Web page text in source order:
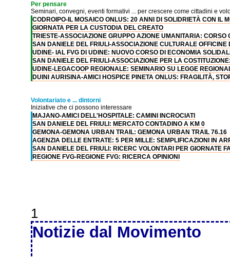
Per pensare
Seminari, convegni, eventi formativi ... per crescere come cittadini e
CODROIPO-IL MOSAICO ONLUS: 20 ANNI DI SOLIDRIETÀ CON IL
GIORNATA PER LA CUSTODIA DEL CREATO
TRIESTE-ASSOCIAZIONE GRUPPO AZIONE UMANITARIA: CORSO
SAN DANIELE DEL FRIULI-ASSOCIAZIONE CULTURALE
UDINE- IAL FVG DI UDINE: NUOVO CORSO DI ECONOMIA
SAN DANIELE DEL FRIULI-ASSOCIAZIONE PER LA
UDINE-LEGACOOP REGIONALE: SEMINARIO SU LEGGE
DUINI AURISINA-AMICI HOSPICE PINETA ONLUS: FRAGILITÀ,
Volontariato e ... dintorni
Iniziative che ci possono interessare
MAJANO-AMICI DELL'HOSPITALE: CAMINI INCROCIATI
SAN DANIELE DEL FRIULI: MERCATO CONTADINO A KM 0
GEMONA-GEMONA URBAN TRAIL: GEMONA URBAN TRAIL 76.16
AGENZIA DELLE ENTRATE: 5 PER MILLE: SEMPLIFICAZIONI IN
SAN DANIELE DEL FRIULI: RICERC VOLONTARI PER GIORNATE
REGIONE FVG-REGIONE FVG: RICERCA OPINIONI
1
Notizie dal Movimento